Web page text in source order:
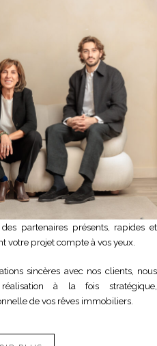
partenaires présents, rapides et
votre projet compte à vos yeux.
sincères avec nos clients, nous
à la fois stratégique,
de vos rêves immobiliers.